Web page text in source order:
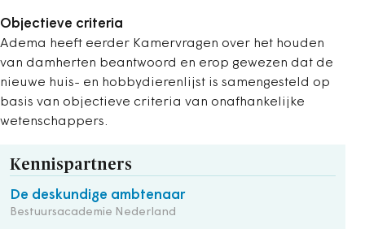
Objectieve criteria
Adema heeft eerder Kamervragen over het houden
van damherten beantwoord en erop gewezen dat de
nieuwe huis- en hobbydierenlijst is samengesteld op
basis van objectieve criteria van onafhankelijke
wetenschappers.
Kennispartners
De deskundige ambtenaar
Bestuursacademie Nederland